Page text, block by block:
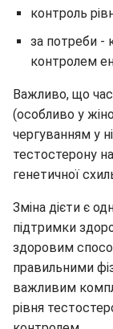
контроль
за потреби -
контролем
Важливо, що
(особливо у
чергуванням у
тестостерону
генетичної
Зміна дієти є
підтримки
здоровим
правильними
важливим
рівня